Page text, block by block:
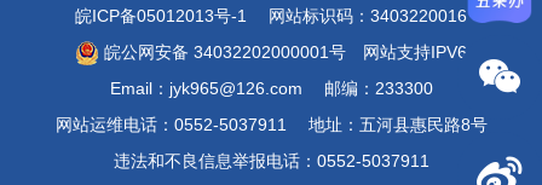
皖ICP备05012013号-1
网站标识码：3403220016
皖公网安备 34032202000001号
网站支持IPV6
Email：jyk965@126.com
邮编：233300
网站运维电话：0552-5037911
地址：五河县惠民路8号
违法和不良信息举报电话：0552-5037911